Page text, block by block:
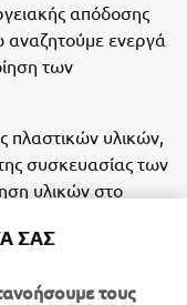
απόδοσης
αναζητούμε ενεργά
των
πλαστικών υλικών,
συσκευασίας των
υλικών στο
της
ΣΑΣ
τους